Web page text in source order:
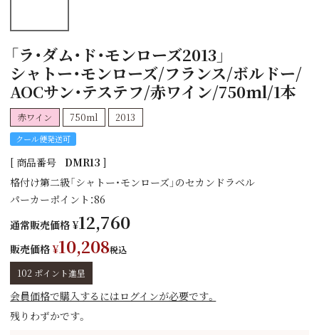
「ラ・ダム・ド・モンローズ2013」
シャトー・モンローズ/フランス/ボルドー/
AOCサン・テステフ/赤ワイン/750ml/1本
赤ワイン 750ml 2013
クール便発送可
商品番号
DMR13
格付け第二級「シャトー・モンローズ」のセカンドラベル
パーカーポイント：86
通常販売価格 ¥12,760
販売価格 ¥10,208税込
102 ポイント進呈
会員価格で購入するにはログインが必要です。
残りわずかです。